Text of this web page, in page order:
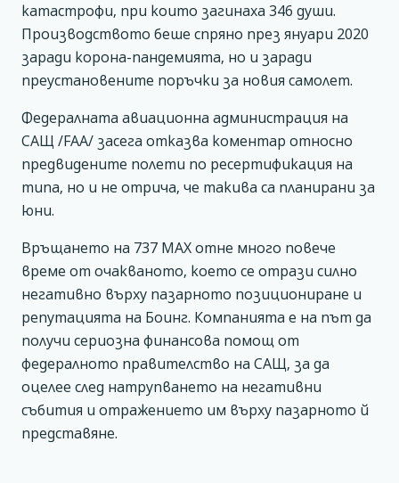
катастрофи, при които загинаха 346 души.
Производството беше спряно през януари 2020
заради корона-пандемията, но и заради
преустановените поръчки за новия самолет.
Федералната авиационна администрация на
САЩ /FAA/ засега отказва коментар относно
предвидените полети по ресертификация на
типа, но и не отрича, че такива са планирани за
юни.
Връщането на 737 MAX отне много повече
време от очакваното, което се отрази силно
негативно върху пазарното позициониране и
репутацията на Боинг. Компанията е на път да
получи сериозна финансова помощ от
федералното правителство на САЩ, за да
оцелее след натрупването на негативни
събития и отражението им върху пазарното й
представяне.